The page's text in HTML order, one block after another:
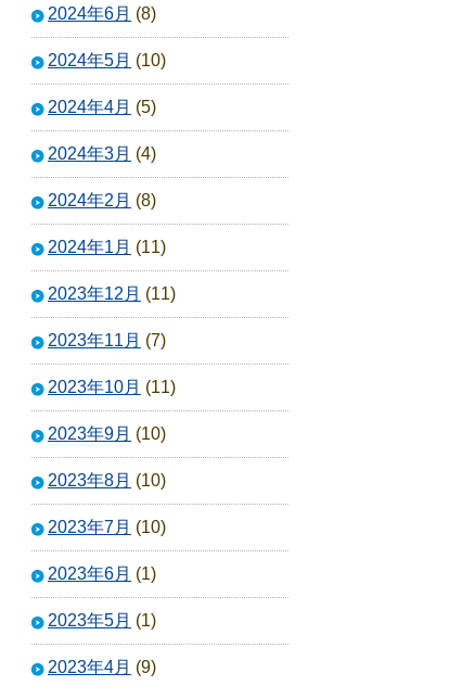
2024年6月 (8)
2024年5月 (10)
2024年4月 (5)
2024年3月 (4)
2024年2月 (8)
2024年1月 (11)
2023年12月 (11)
2023年11月 (7)
2023年10月 (11)
2023年9月 (10)
2023年8月 (10)
2023年7月 (10)
2023年6月 (1)
2023年5月 (1)
2023年4月 (9)